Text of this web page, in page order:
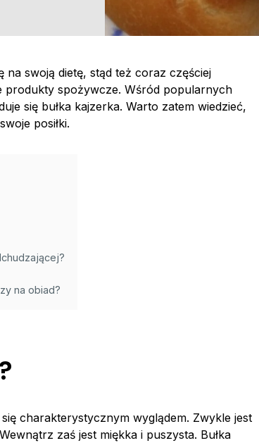
swoją dietę, stąd też coraz częściej
produkty spożywcze. Wśród popularnych
się bułka kajzerka. Warto zatem wiedzieć,
posiłki.
na obiad?
charakterystycznym wyglądem. Zwykle jest
zaś jest miękka i puszysta. Bułka